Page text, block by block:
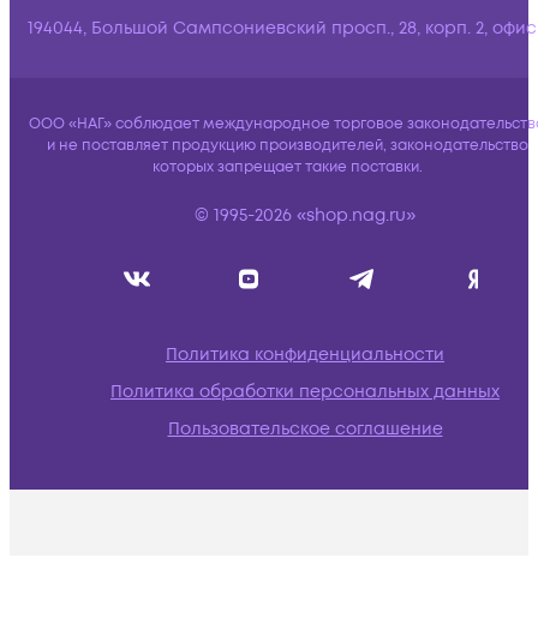
194044, Большой Сампсониевский просп., 28, корп. 2,
ООО «НАГ» соблюдает международное торговое
и не поставляет продукцию производителей, законодательство
которых запрещает такие поставки.
© 1995-2026 «shop.nag.ru»
Политика конфиденциальности
Политика обработки персональных данных
Пользовательское соглашение